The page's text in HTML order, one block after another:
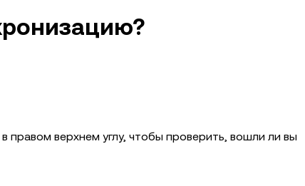
в правом верхнем углу, чтобы проверить, вошли ли вы